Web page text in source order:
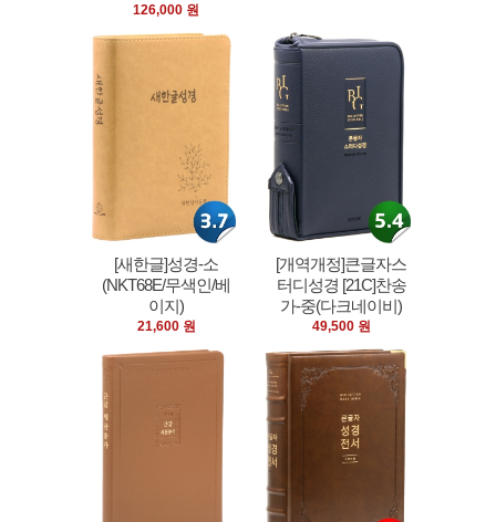
126,000 원
[새한글]성경-소
(NKT68E/무색인/베
이지)
21,600 원
[개역개정]큰글자스
터디성경 [21C]찬송
가-중(다크네이비)
49,500 원